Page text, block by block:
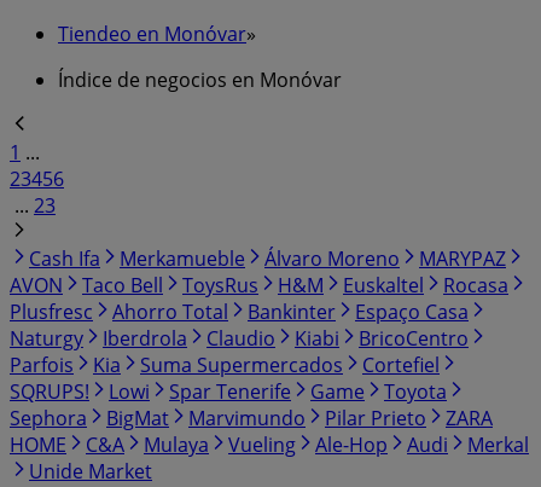
Tiendeo en Monóvar»
Índice de negocios en Monóvar
1 ...
23456
... 23
Cash Ifa
Merkamueble Álvaro Moreno
MARYPAZ
AVON
Taco Bell ToysRus H&M Euskaltel
Rocasa
Plusfresc
Ahorro Total Bankinter
Espaço Casa
Naturgy
Iberdrola Claudio Kiabi
BricoCentro
Parfois
Kia Suma Supermercados
Cortefiel
SQRUPS!
Lowi Spar Tenerife Game
Toyota
Sephora
BigMat Marvimundo Pilar Prieto
ZARA
HOME
C&A Mulaya Vueling Ale-Hop Audi
Merkal
Unide Market